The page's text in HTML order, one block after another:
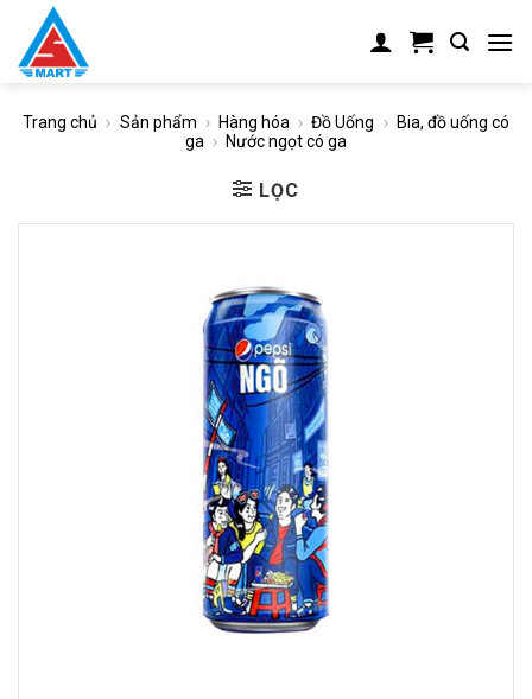
content
Trang chủ › Sản phẩm › Hàng hóa › Đồ Uống › Bia, đồ uống có
ga › Nước ngọt có ga
LỌC